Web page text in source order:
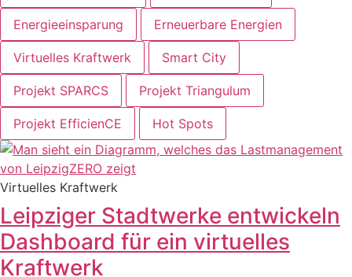
Energieeinsparung Erneuerbare Energien
Virtuelles Kraftwerk Smart City
Projekt SPARCS Projekt Triangulum
Projekt EfficienCE Hot Spots
Virtuelles Kraftwerk
Leipziger Stadtwerke entwickeln
Dashboard für ein virtuelles
Kraftwerk